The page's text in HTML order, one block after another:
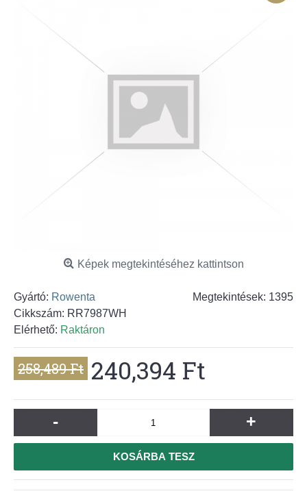
Képek megtekintéséhez kattintson
Megtekintések: 1395
Gyártó: Rowenta
Cikkszám: RR7987WH
Elérhető: Raktáron
258,489 Ft 240,394 Ft
- +
KOSÁRBA TESZ